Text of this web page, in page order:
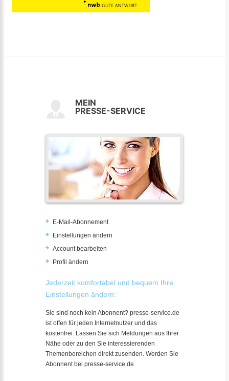
MEIN
PRESSE-SERVICE
E-Mail-Abonnement
Einstellungen ändern
Account bearbeiten
Profil ändern
Jederzeit komfortabel und bequem Ihre
Einstellungen ändern:
Sie sind noch kein Abonnent? presse-service.de
ist offen für jeden Internetnutzer und das
kostenfrei. Lassen Sie sich Meldungen aus Ihrer
Nähe oder zu den Sie interessierenden
Themenbereichen direkt zusenden. Werden Sie
Abonnent bei presse-service.de